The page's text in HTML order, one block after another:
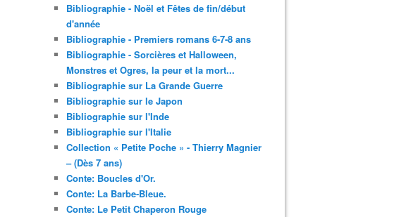
Bibliographie - Noël et Fêtes de fin/début
d'année
Bibliographie - Premiers romans 6-7-8 ans
Bibliographie - Sorcières et Halloween,
Monstres et Ogres, la peur et la mort...
Bibliographie sur La Grande Guerre
Bibliographie sur le Japon
Bibliographie sur l'Inde
Bibliographie sur l'Italie
Collection « Petite Poche » - Thierry Magnier
– (Dès 7 ans)
Conte: Boucles d'Or.
Conte: La Barbe-Bleue.
Conte: Le Petit Chaperon Rouge